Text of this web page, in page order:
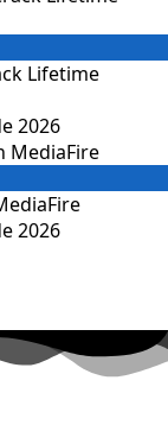
Lifetime
2026
2026